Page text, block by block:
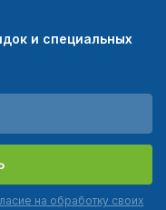
и специальных
на обработку своих